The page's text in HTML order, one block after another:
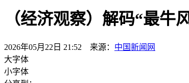
（经济观察）解码“最牛
2026年05月22日 21:52 来源： 中国新闻网
大字体
小字体